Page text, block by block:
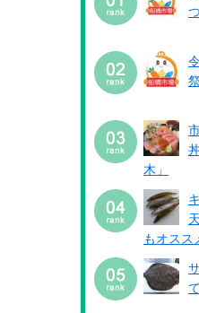
木」
もオスス